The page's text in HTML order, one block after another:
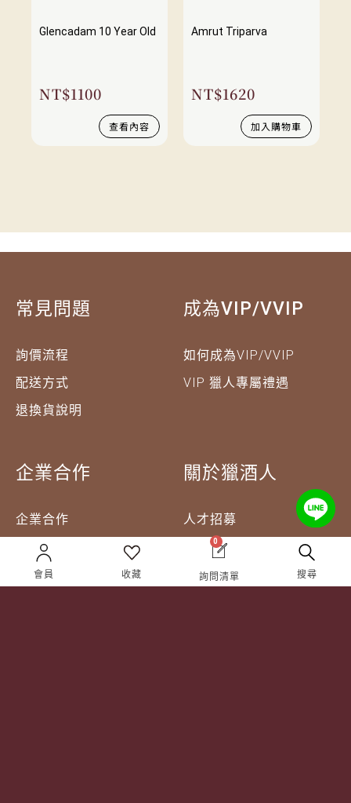
Glencadam 10 Year Old
NT$1100
查看內容
Amrut Triparva
NT$1620
加入購物車
常見問題
詢價流程
配送方式
退換貨說明
成為VIP/VVIP
如何成為VIP/VVIP
VIP 獵人專屬禮遇
企業合作
企業合作
成為合作夥伴 ＆ 大宗採
關於獵酒人
人才招募
隱私權條款
服務條款
會員 收藏
0
詢問清單 搜尋